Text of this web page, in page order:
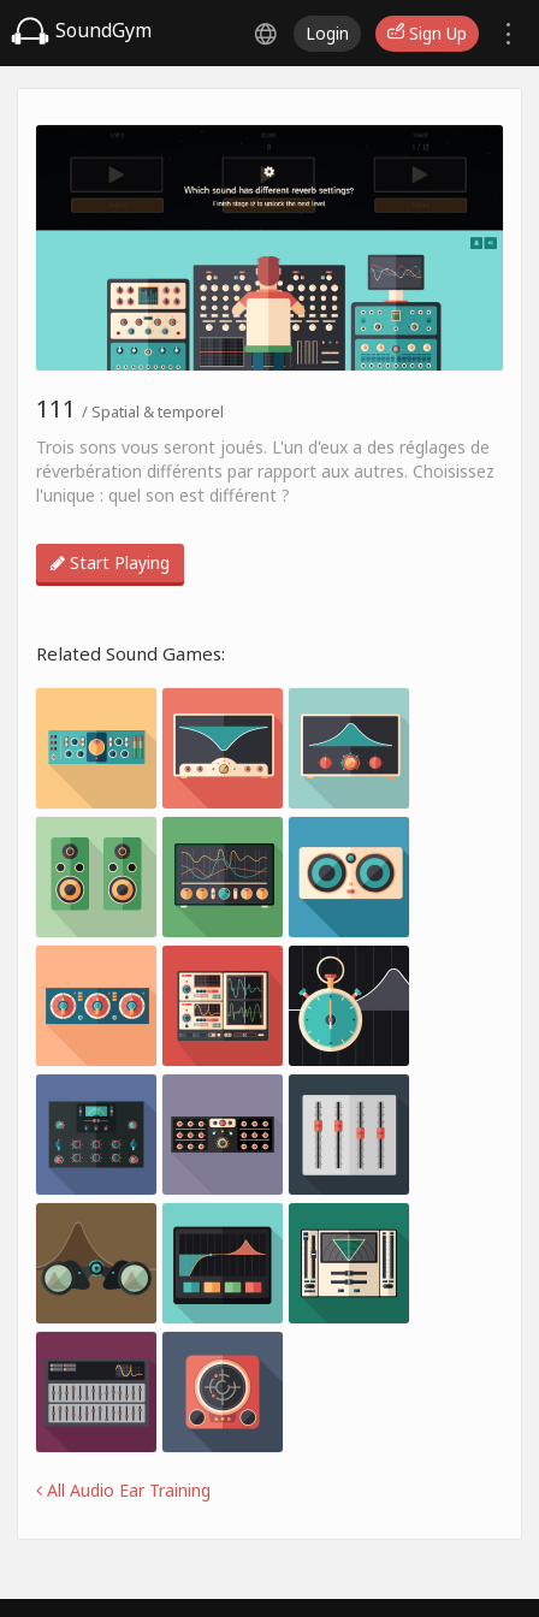
SoundGym Login Sign Up
111 / Spatial & temporel
Trois sons vous seront joués. L'un d'eux a des réglages de
réverbération différents par rapport aux autres. Choisissez
l'unique : quel son est différent ?
Start Playing
Related Sound Games:
All Audio Ear Training